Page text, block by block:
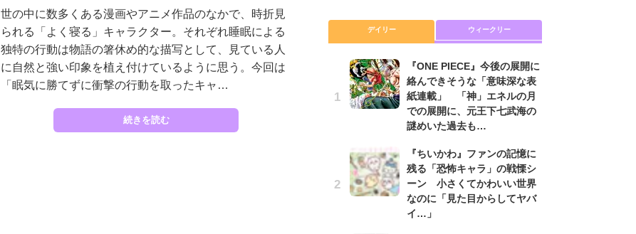
世の中に数多くある漫画やアニメ作品のなかで、時折見
られる「よく寝る」キャラクター。それぞれ睡眠による
独特の行動は物語の箸休め的な描写として、見ている人
に自然と強い印象を植え付けているように思う。今回は
「眠気に勝てずに衝撃の行動を取ったキャ…
続きを読む
デイリー ウィークリー
『ONE PIECE』今後の展開に
絡んできそうな「意味深な表
紙連載」 「神」エネルの月
での展開に、元王下七武海の
謎めいた過去も…
『ちいかわ』ファンの記憶に
残る「恐怖キャラ」の戦慄シ
ーン 小さくてかわいい世界
なのに「見た目からしてヤバ
イ…」